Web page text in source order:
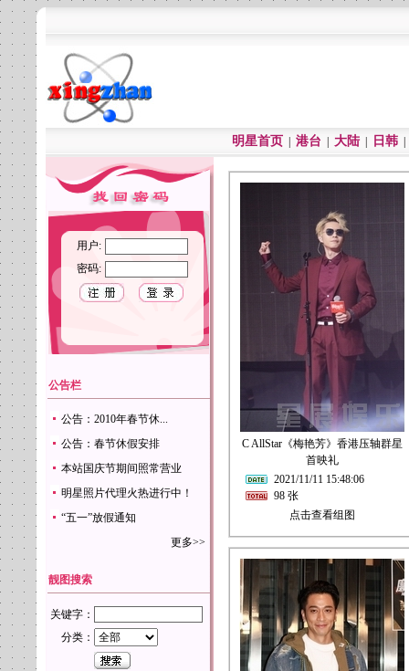
明星首页 港台 大陆 日韩
用户:
密码:
公告栏
公告：2010年春节休...
公告：春节休假安排
本站国庆节期间照常营业
明星照片代理火热进行中！
“五一”放假通知
更多>>
靓图搜索
关键字：
分类：
C AllStar《梅艳芳》香港压轴群星
首映礼
2021/11/11 15:48:06
98 张
点击查看组图